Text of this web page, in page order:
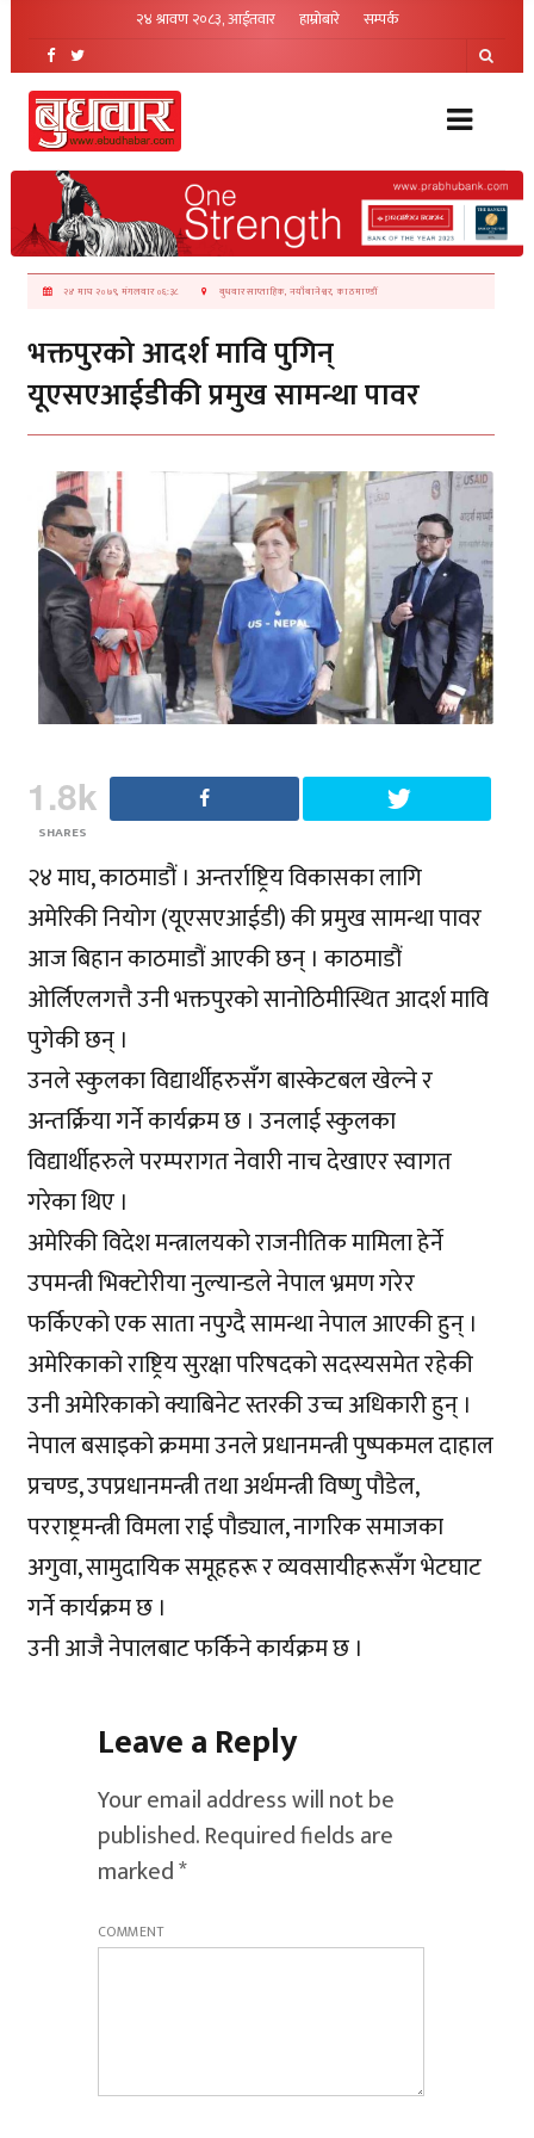
२४ श्रावण २०८३, आईतवार हाम्रोबारे सम्पर्क
२४ माघ २०७९, मंगलवार ०६:३८ बुधवार साप्ताहिक, नयाँबानेश्वर, काठमाण्डौं
भक्तपुरको आदर्श मावि पुगिन्
यूएसएआईडीकी प्रमुख सामन्था पावर
1.8k
SHARES
२४ माघ, काठमाडौं । अन्तर्राष्ट्रिय विकासका लागि
अमेरिकी नियोग (यूएसएआईडी) की प्रमुख सामन्था पावर
आज बिहान काठमाडौं आएकी छन् । काठमाडौं
ओर्लिएलगत्तै उनी भक्तपुरको सानोठिमीस्थित आदर्श मावि
पुगेकी छन् ।
उनले स्कुलका विद्यार्थीहरुसँग बास्केटबल खेल्ने र
अन्तर्क्रिया गर्ने कार्यक्रम छ । उनलाई स्कुलका
विद्यार्थीहरुले परम्परागत नेवारी नाच देखाएर स्वागत
गरेका थिए ।
अमेरिकी विदेश मन्त्रालयको राजनीतिक मामिला हेर्ने
उपमन्त्री भिक्टोरीया नुल्यान्डले नेपाल भ्रमण गरेर
फर्किएको एक साता नपुग्दै सामन्था नेपाल आएकी हुन् ।
अमेरिकाको राष्ट्रिय सुरक्षा परिषदको सदस्यसमेत रहेकी
उनी अमेरिकाको क्याबिनेट स्तरकी उच्च अधिकारी हुन् ।
नेपाल बसाइको क्रममा उनले प्रधानमन्त्री पुष्पकमल दाहाल
प्रचण्ड, उपप्रधानमन्त्री तथा अर्थमन्त्री विष्णु पौडेल,
परराष्ट्रमन्त्री विमला राई पौड्याल, नागरिक समाजका
अगुवा, सामुदायिक समूहहरू र व्यवसायीहरूसँग भेटघाट
गर्ने कार्यक्रम छ ।
उनी आजै नेपालबाट फर्किने कार्यक्रम छ ।
Leave a Reply
Your email address will not be
published.Required fields are
marked*
COMMENT